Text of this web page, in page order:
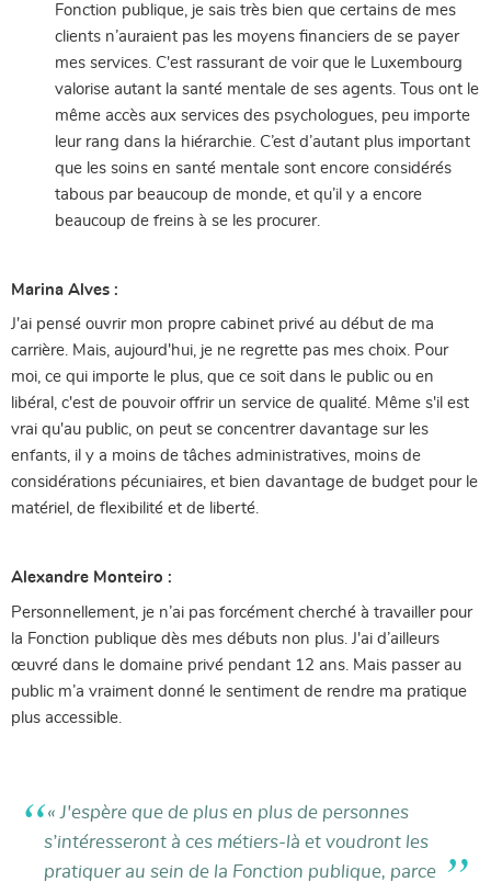
Fonction publique, je sais très bien que certains de mes
clients n’auraient pas les moyens financiers de se payer
mes services. C'est rassurant de voir que le Luxembourg
valorise autant la santé mentale de ses agents. Tous ont le
même accès aux services des psychologues, peu importe
leur rang dans la hiérarchie. C’est d’autant plus important
que les soins en santé mentale sont encore considérés
tabous par beaucoup de monde, et qu’il y a encore
beaucoup de freins à se les procurer.
Marina Alves :
J'ai pensé ouvrir mon propre cabinet privé au début de ma
carrière. Mais, aujourd'hui, je ne regrette pas mes choix. Pour
moi, ce qui importe le plus, que ce soit dans le public ou en
libéral, c'est de pouvoir offrir un service de qualité. Même s'il est
vrai qu'au public, on peut se concentrer davantage sur les
enfants, il y a moins de tâches administratives, moins de
considérations pécuniaires, et bien davantage de budget pour le
matériel, de flexibilité et de liberté.
Alexandre Monteiro :
Personnellement, je n’ai pas forcément cherché à travailler pour
la Fonction publique dès mes débuts non plus. J'ai d’ailleurs
œuvré dans le domaine privé pendant 12 ans. Mais passer au
public m’a vraiment donné le sentiment de rendre ma pratique
plus accessible.
« J'espère que de plus en plus de personnes
s’intéresseront à ces métiers-là et voudront les
pratiquer au sein de la Fonction publique, parce